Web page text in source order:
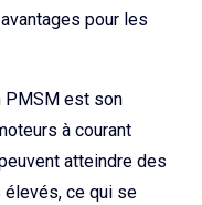
pour les
PMSM est son
à courant
atteindre des
ce qui se